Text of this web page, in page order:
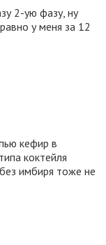
2-ую фазу, ну
у меня за 12
кефир в
коктейля
имбиря тоже не